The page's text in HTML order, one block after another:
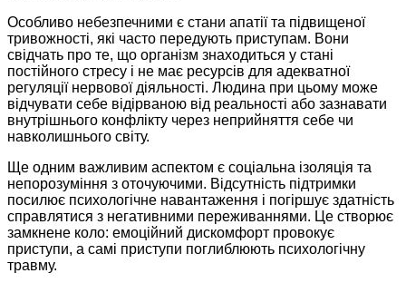
Особливо небезпечними є стани апатії та підвищеної
тривожності, які часто передують приступам. Вони
свідчать про те, що організм знаходиться у стані
постійного стресу і не має ресурсів для адекватної
регуляції нервової діяльності. Людина при цьому може
відчувати себе відірваною від реальності або зазнавати
внутрішнього конфлікту через неприйняття себе чи
навколишнього світу.
Ще одним важливим аспектом є соціальна ізоляція та
непорозуміння з оточуючими. Відсутність підтримки
посилює психологічне навантаження і погіршує здатність
справлятися з негативними переживаннями. Це створює
замкнене коло: емоційний дискомфорт провокує
приступи, а самі приступи поглиблюють психологічну
травму.